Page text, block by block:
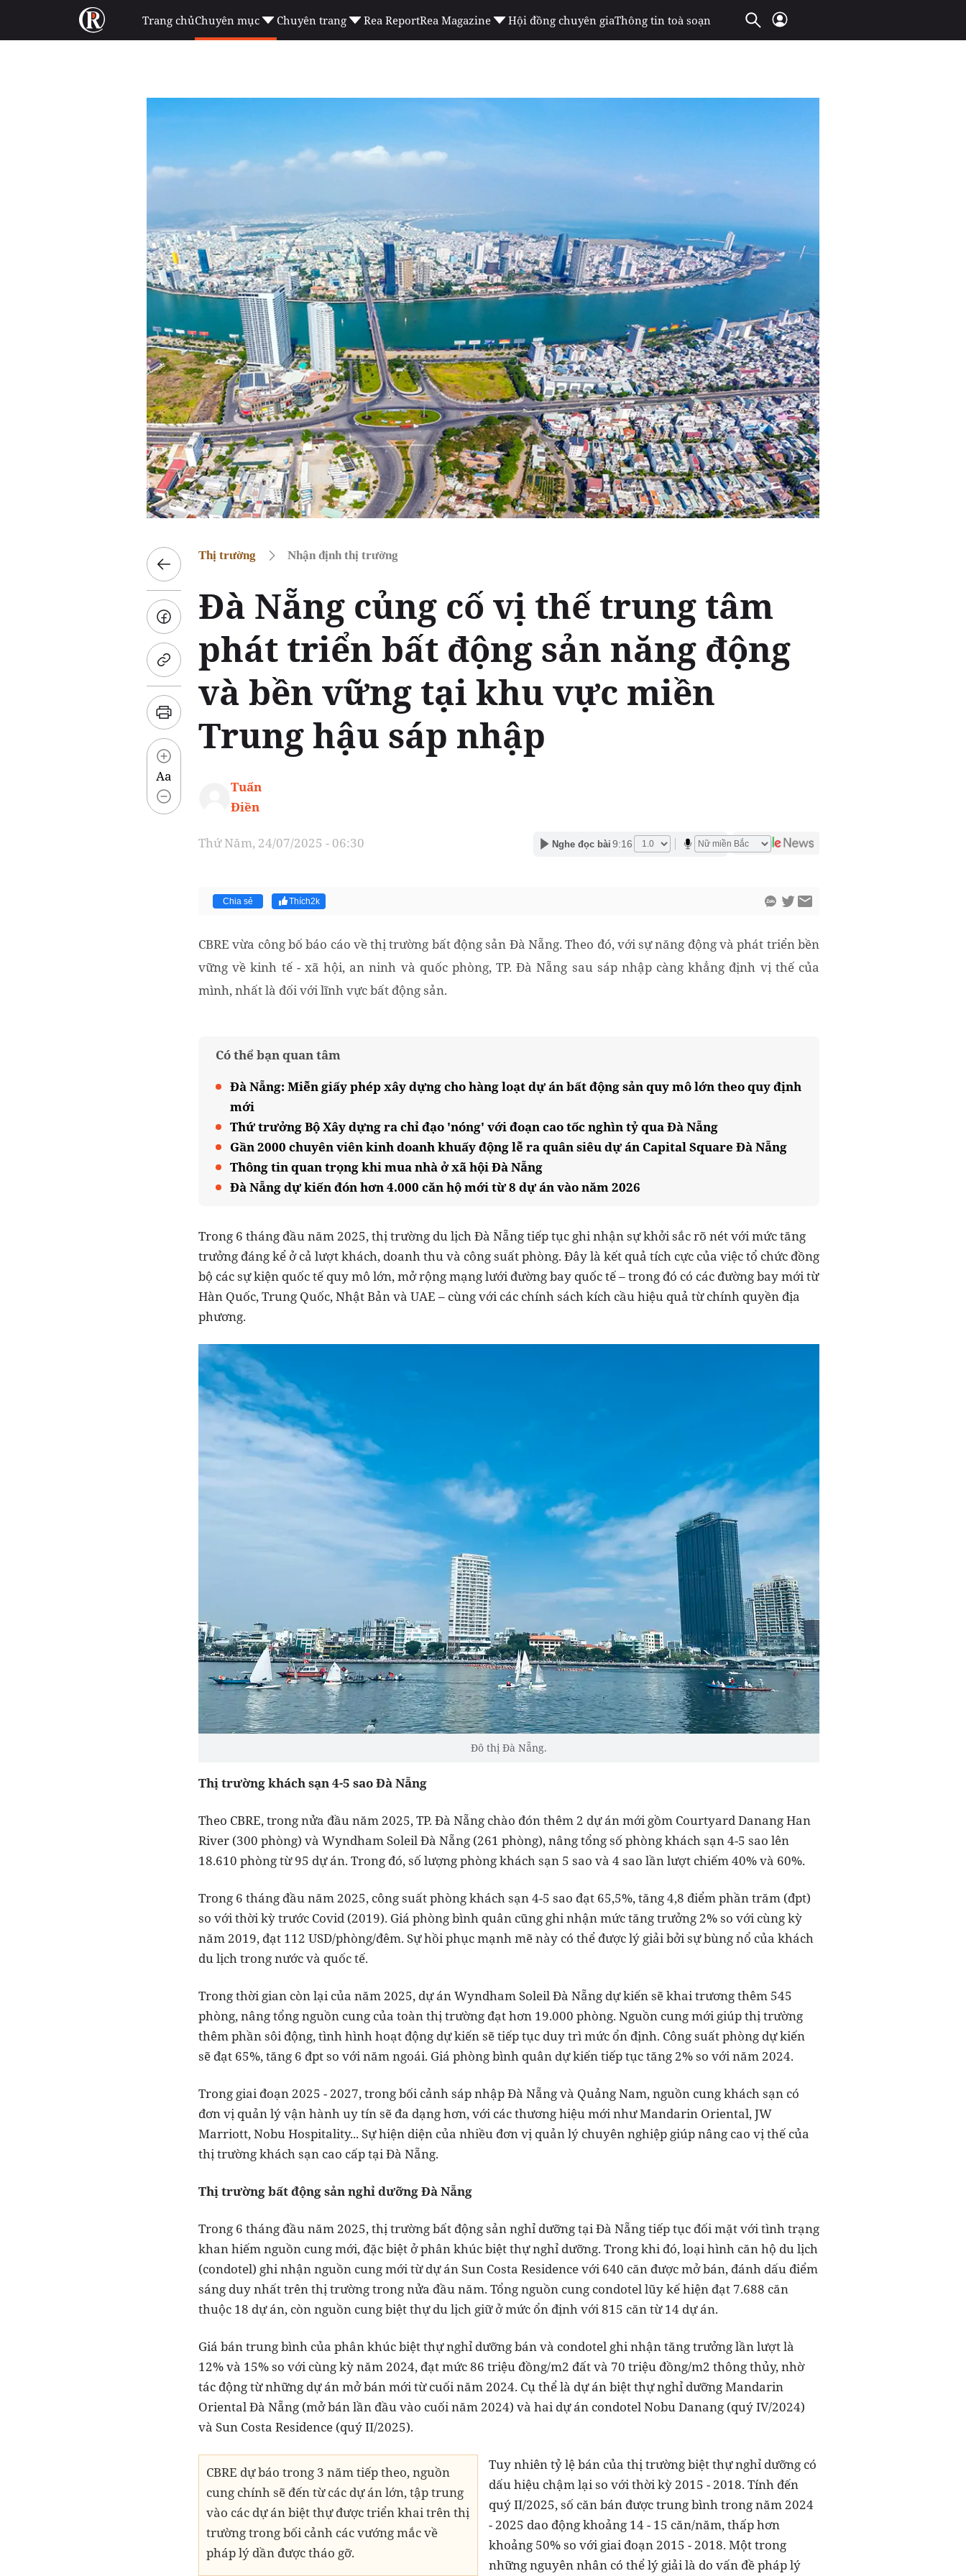
Trang chủChuyên mục Chuyên trang Rea ReportRea Magazine Hội đồng chuyên giaThông tin toà soạn
Aa
Thị trường Nhận định thị trường
Đà Nẵng củng cố vị thế trung tâm
phát triển bất động sản năng động
và bền vững tại khu vực miền
Trung hậu sáp nhập
Tuấn
Điền
Thứ Năm, 24/07/2025 - 06:30 Nghe đọc bài 9:16
Chia sẻ Thích2k
CBRE vừa công bố báo cáo về thị trường bất động sản Đà Nẵng. Theo đó, với sự năng động và phát triển bền
vững về kinh tế - xã hội, an ninh và quốc phòng, TP. Đà Nẵng sau sáp nhập càng khẳng định vị thế của
mình, nhất là đối với lĩnh vực bất động sản.
Có thể bạn quan tâm
Đà Nẵng: Miễn giấy phép xây dựng cho hàng loạt dự án bất động sản quy mô lớn theo quy định
mới
Thứ trưởng Bộ Xây dựng ra chỉ đạo 'nóng' với đoạn cao tốc nghìn tỷ qua Đà Nẵng
Gần 2000 chuyên viên kinh doanh khuấy động lễ ra quân siêu dự án Capital Square Đà Nẵng
Thông tin quan trọng khi mua nhà ở xã hội Đà Nẵng
Đà Nẵng dự kiến đón hơn 4.000 căn hộ mới từ 8 dự án vào năm 2026
Trong 6 tháng đầu năm 2025, thị trường du lịch Đà Nẵng tiếp tục ghi nhận sự khởi sắc rõ nét với mức tăng
trưởng đáng kể ở cả lượt khách, doanh thu và công suất phòng. Đây là kết quả tích cực của việc tổ chức đồng
bộ các sự kiện quốc tế quy mô lớn, mở rộng mạng lưới đường bay quốc tế – trong đó có các đường bay mới từ
Hàn Quốc, Trung Quốc, Nhật Bản và UAE – cùng với các chính sách kích cầu hiệu quả từ chính quyền địa
phương.
Đô thị Đà Nẵng.
Thị trường khách sạn 4-5 sao Đà Nẵng
Theo CBRE, trong nửa đầu năm 2025, TP. Đà Nẵng chào đón thêm 2 dự án mới gồm Courtyard Danang Han
River (300 phòng) và Wyndham Soleil Đà Nẵng (261 phòng), nâng tổng số phòng khách sạn 4-5 sao lên
18.610 phòng từ 95 dự án. Trong đó, số lượng phòng khách sạn 5 sao và 4 sao lần lượt chiếm 40% và 60%.
Trong 6 tháng đầu năm 2025, công suất phòng khách sạn 4-5 sao đạt 65,5%, tăng 4,8 điểm phần trăm (đpt)
so với thời kỳ trước Covid (2019). Giá phòng bình quân cũng ghi nhận mức tăng trưởng 2% so với cùng kỳ
năm 2019, đạt 112 USD/phòng/đêm. Sự hồi phục mạnh mẽ này có thể được lý giải bởi sự bùng nổ của khách
du lịch trong nước và quốc tế.
Trong thời gian còn lại của năm 2025, dự án Wyndham Soleil Đà Nẵng dự kiến sẽ khai trương thêm 545
phòng, nâng tổng nguồn cung của toàn thị trường đạt hơn 19.000 phòng. Nguồn cung mới giúp thị trường
thêm phần sôi động, tình hình hoạt động dự kiến sẽ tiếp tục duy trì mức ổn định. Công suất phòng dự kiến
sẽ đạt 65%, tăng 6 đpt so với năm ngoái. Giá phòng bình quân dự kiến tiếp tục tăng 2% so với năm 2024.
Trong giai đoạn 2025 - 2027, trong bối cảnh sáp nhập Đà Nẵng và Quảng Nam, nguồn cung khách sạn có
đơn vị quản lý vận hành uy tín sẽ đa dạng hơn, với các thương hiệu mới như Mandarin Oriental, JW
Marriott, Nobu Hospitality... Sự hiện diện của nhiều đơn vị quản lý chuyên nghiệp giúp nâng cao vị thế của
thị trường khách sạn cao cấp tại Đà Nẵng.
Thị trường bất động sản nghỉ dưỡng Đà Nẵng
Trong 6 tháng đầu năm 2025, thị trường bất động sản nghỉ dưỡng tại Đà Nẵng tiếp tục đối mặt với tình trạng
khan hiếm nguồn cung mới, đặc biệt ở phân khúc biệt thự nghỉ dưỡng. Trong khi đó, loại hình căn hộ du lịch
(condotel) ghi nhận nguồn cung mới từ dự án Sun Costa Residence với 640 căn được mở bán, đánh dấu điểm
sáng duy nhất trên thị trường trong nửa đầu năm. Tổng nguồn cung condotel lũy kế hiện đạt 7.688 căn
thuộc 18 dự án, còn nguồn cung biệt thự du lịch giữ ở mức ổn định với 815 căn từ 14 dự án.
Giá bán trung bình của phân khúc biệt thự nghỉ dưỡng bán và condotel ghi nhận tăng trưởng lần lượt là
12% và 15% so với cùng kỳ năm 2024, đạt mức 86 triệu đồng/m2 đất và 70 triệu đồng/m2 thông thủy, nhờ
tác động từ những dự án mở bán mới từ cuối năm 2024. Cụ thể là dự án biệt thự nghỉ dưỡng Mandarin
Oriental Đà Nẵng (mở bán lần đầu vào cuối năm 2024) và hai dự án condotel Nobu Danang (quý IV/2024)
và Sun Costa Residence (quý II/2025).
CBRE dự báo trong 3 năm tiếp theo, nguồn
cung chính sẽ đến từ các dự án lớn, tập trung
vào các dự án biệt thự được triển khai trên thị
trường trong bối cảnh các vướng mắc về
pháp lý dần được tháo gỡ.
Tuy nhiên tỷ lệ bán của thị trường biệt thự nghỉ dưỡng có
dấu hiệu chậm lại so với thời kỳ 2015 - 2018. Tính đến
quý II/2025, số căn bán được trung bình trong năm 2024
- 2025 dao động khoảng 14 - 15 căn/năm, thấp hơn
khoảng 50% so với giai đoạn 2015 - 2018. Một trong
những nguyên nhân có thể lý giải là do vấn đề pháp lý